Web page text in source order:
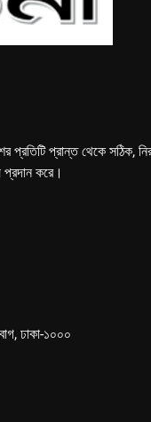
প্রতিটি প্রান্ত থেকে সঠিক,
করে।
ঢাকা-১০০০